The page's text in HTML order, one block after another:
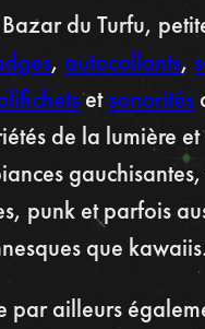
du Turfu,
, autocollants,
etsonorités
de la lumière
punk et parfois
que kawaiis.
par ailleurs